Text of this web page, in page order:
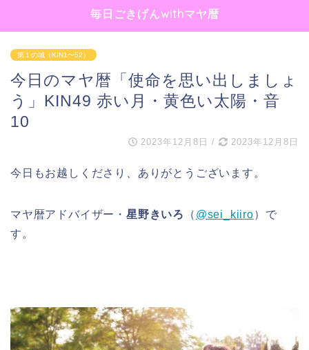
毎日ごきげんwithマヤ暦
第１の城（KIN1〜52）
今日のマヤ暦「使命を思い出しましょ
う」KIN49 赤い月・黄色い太陽・音
10
2023年12月8日 / 2023年12月8日
今日もお越しくださり、ありがとうございます。
マヤ暦アドバイザー・ 星野きいろ （ @sei_kiiro）で
す。